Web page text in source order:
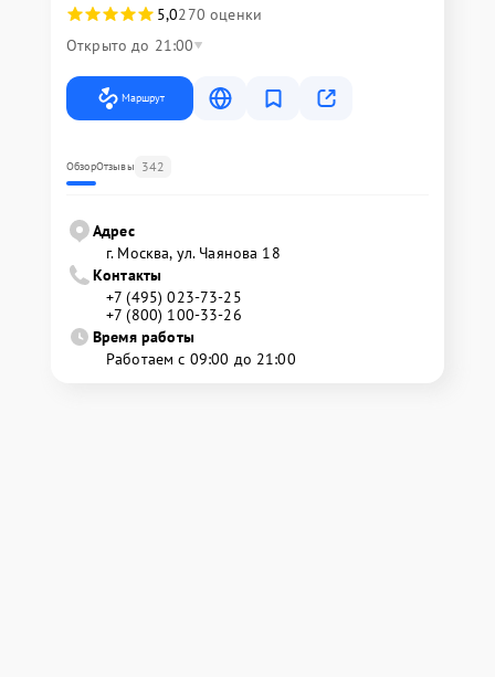
5,0270 оценки
Открыто до 21:00
Маршрут
ОбзорОтзывы 342
Адрес
г. Москва, ул. Чаянова 18
Контакты
+7 (495) 023-73-25
+7 (800) 100-33-26
Время работы
Работаем с 09:00 до 21:00